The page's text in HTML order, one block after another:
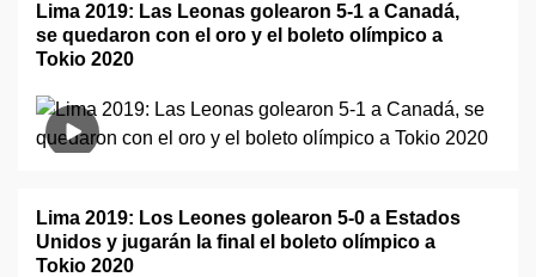
Lima 2019: Las Leonas golearon 5-1 a Canadá,
se quedaron con el oro y el boleto olímpico a
Tokio 2020
Lima 2019: Los Leones golearon 5-0 a Estados
Unidos y jugarán la final el boleto olímpico a
Tokio 2020